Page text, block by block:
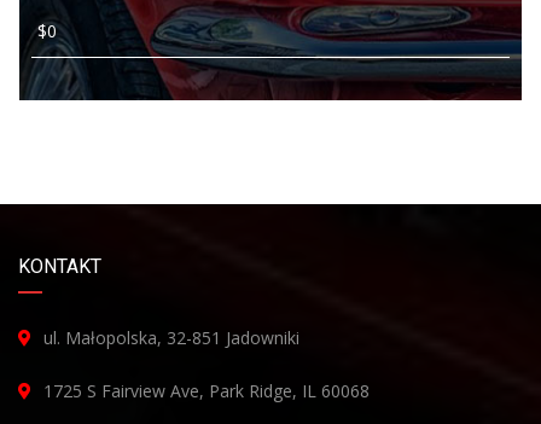
KONTAKT
ul. Małopolska, 32-851 Jadowniki
1725 S Fairview Ave, Park Ridge, IL 60068